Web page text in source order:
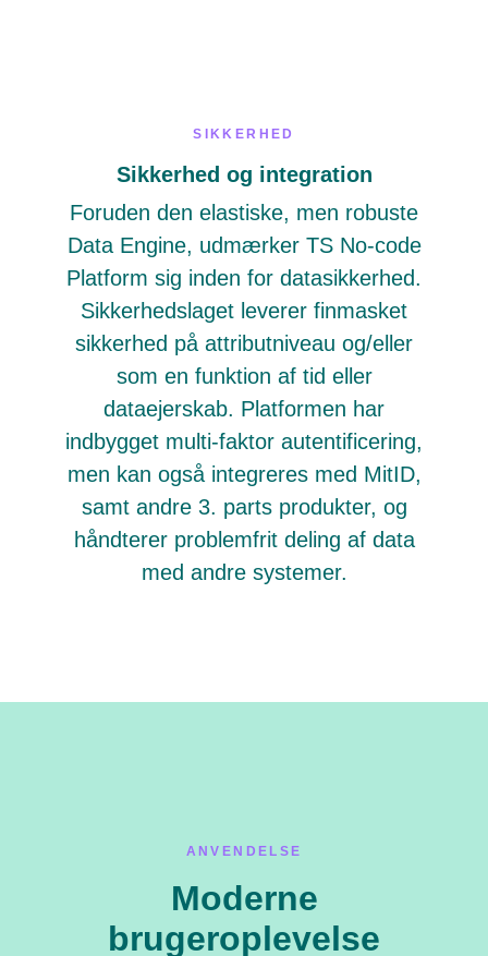
SIKKERHED
Sikkerhed og integration
Foruden den elastiske, men robuste
Data Engine, udmærker TS No-code
Platform sig inden for datasikkerhed.
Sikkerhedslaget leverer finmasket
sikkerhed på attributniveau og/eller
som en funktion af tid eller
dataejerskab. Platformen har
indbygget multi-faktor autentificering,
men kan også integreres med MitID,
samt andre 3. parts produkter, og
håndterer problemfrit deling af data
med andre systemer.
ANVENDELSE
Moderne
brugeroplevelse